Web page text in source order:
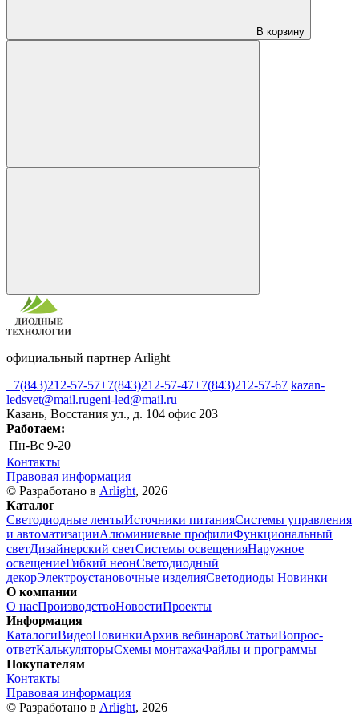
В корзину
официальный партнер Arlight
+7(843)212-57-57+7(843)212-57-47+7(843)212-57-67 kazan-
ledsvet@mail.rugeni-led@mail.ru
Казань, Восстания ул., д. 104 офис 203
Работаем:
Пн-Вс 9-20
Контакты
Правовая информация
© Разработано в Arlight, 2026
Каталог
Светодиодные лентыИсточники питанияСистемы управления
и автоматизацииАлюминиевые профилиФункциональный
светДизайнерский светСистемы освещенияНаружное
освещениеГибкий неонСветодиодный
декорЭлектроустановочные изделияСветодиоды Новинки
О компании
О насПроизводствоНовостиПроекты
Информация
КаталогиВидеоНовинкиАрхив вебинаровСтатьиВопрос-
ответКалькуляторыСхемы монтажаФайлы и программы
Покупателям
Контакты
Правовая информация
© Разработано в Arlight, 2026